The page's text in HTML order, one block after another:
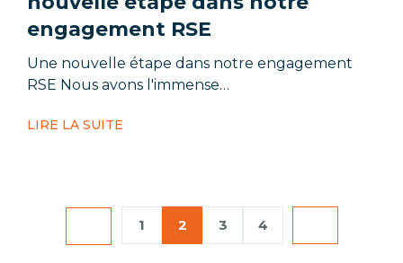
engagement RSE
Une nouvelle étape dans notre engagement
RSE Nous avons l'immense…
LIRE LA SUITE
1 2 3 4